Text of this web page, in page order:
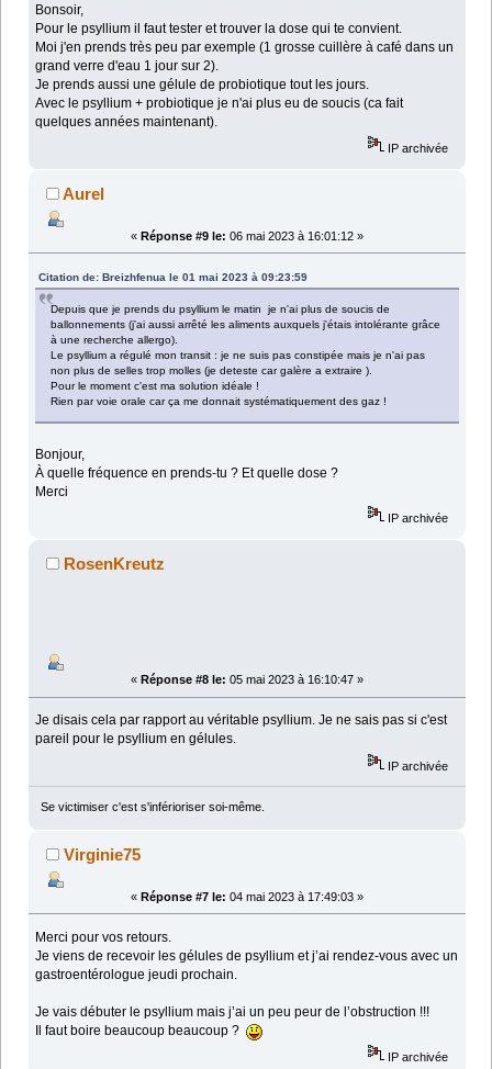
Bonsoir,
Pour le psyllium il faut tester et trouver la dose qui te convient.
Moi j'en prends très peu par exemple (1 grosse cuillère à café dans un
grand verre d'eau 1 jour sur 2).
Je prends aussi une gélule de probiotique tout les jours.
Avec le psyllium + probiotique je n'ai plus eu de soucis (ca fait
quelques années maintenant).
IP archivée
Aurel
« Réponse #9 le: 06 mai 2023 à 16:01:12 »
Citation de: Breizhfenua le 01 mai 2023 à 09:23:59
Depuis que je prends du psyllium le matin je n'ai plus de soucis de
ballonnements (j'ai aussi arrêté les aliments auxquels j'étais intolérante grâce
à une recherche allergo).
Le psyllium a régulé mon transit : je ne suis pas constipée mais je n'ai pas
non plus de selles trop molles (je deteste car galère a extraire ).
Pour le moment c'est ma solution idéale !
Rien par voie orale car ça me donnait systématiquement des gaz !
Bonjour,
À quelle fréquence en prends-tu ? Et quelle dose ?
Merci
IP archivée
RosenKreutz
« Réponse #8 le: 05 mai 2023 à 16:10:47 »
Je disais cela par rapport au véritable psyllium. Je ne sais pas si c'est
pareil pour le psyllium en gélules.
IP archivée
Se victimiser c'est s'inférioriser soi-même.
Virginie75
« Réponse #7 le: 04 mai 2023 à 17:49:03 »
Merci pour vos retours.
Je viens de recevoir les gélules de psyllium et j’ai rendez-vous avec un
gastroentérologue jeudi prochain.
Je vais débuter le psyllium mais j’ai un peu peur de l’obstruction !!!
Il faut boire beaucoup beaucoup ?
IP archivée